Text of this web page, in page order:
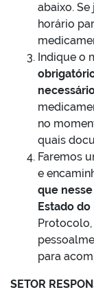
abaixo.
horário
Indique o
no
quais
Faremos
e
que
Estado do
para
SETOR